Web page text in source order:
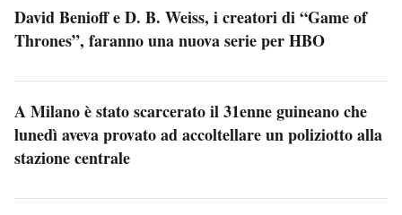
David Benioff e D. B. Weiss, i creatori di “Game of
Thrones”, faranno una nuova serie per HBO
A Milano è stato scarcerato il 31enne guineano che
lunedì aveva provato ad accoltellare un poliziotto alla
stazione centrale